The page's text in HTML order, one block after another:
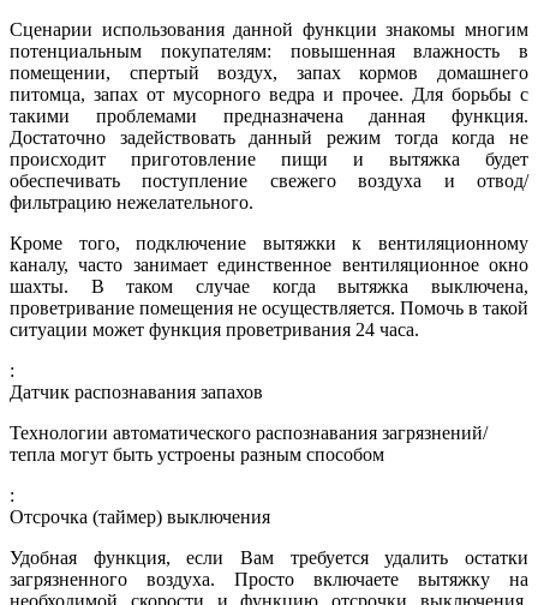
Сценарии использования данной функции знакомы многим
потенциальным покупателям: повышенная влажность в
помещении, спертый воздух, запах кормов домашнего
питомца, запах от мусорного ведра и прочее. Для борьбы с
такими проблемами предназначена данная функция.
Достаточно задействовать данный режим тогда когда не
происходит приготовление пищи и вытяжка будет
обеспечивать поступление свежего воздуха и отвод/
фильтрацию нежелательного.
Кроме того, подключение вытяжки к вентиляционному
каналу, часто занимает единственное вентиляционное окно
шахты. В таком случае когда вытяжка выключена,
проветривание помещения не осуществляется. Помочь в такой
ситуации может функция проветривания 24 часа.
:
Датчик распознавания запахов
Технологии автоматического распознавания загрязнений/
тепла могут быть устроены разным способом
:
Отсрочка (таймер) выключения
Удобная функция, если Вам требуется удалить остатки
загрязненного воздуха. Просто включаете вытяжку на
необходимой скорости и функцию отсрочки выключения,